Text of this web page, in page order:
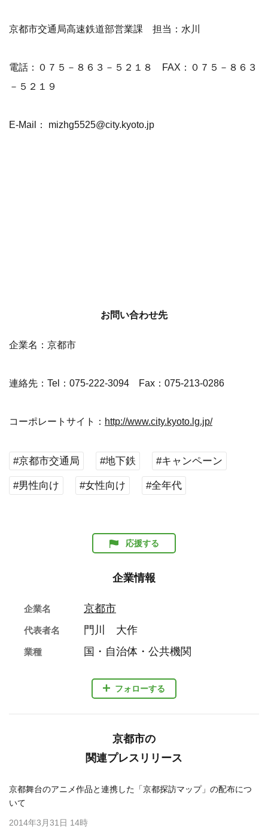
京都市交通局高速鉄道部営業課 担当：水川
電話：０７５－８６３－５２１８ FAX：０７５－８６３
－５２１９
E-Mail： mizhg5525@city.kyoto.jp
お問い合わせ先
企業名：京都市
連絡先：Tel：075-222-3094 Fax：075-213-0286
コーポレートサイト： http://www.city.kyoto.lg.jp/
#京都市交通局 #地下鉄 #キャンペーン
#男性向け #女性向け #全年代
応援する
企業情報
フォローする
企業名 京都市
代表者名 門川 大作
業種 国・自治体・公共機関
京都市の
関連プレスリリース
京都舞台のアニメ作品と連携した「京都探訪マップ」の配布につ
いて
2014年3月31日 14時